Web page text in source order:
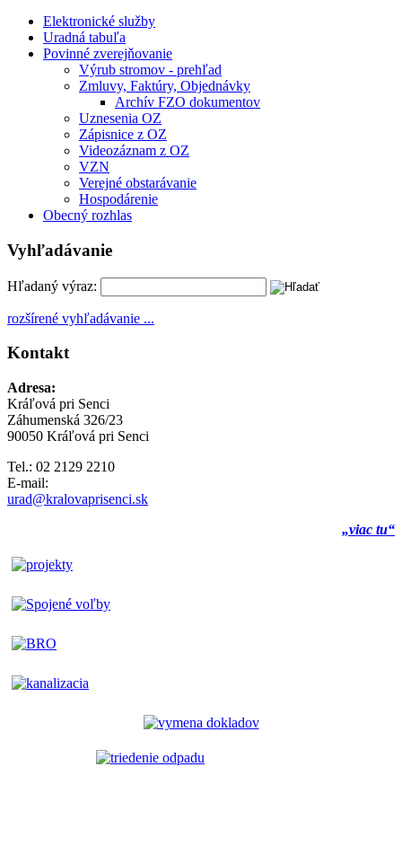
Elektronické služby
Uradná tabuľa
Povinné zverejňovanie
Výrub stromov - prehľad
Zmluvy, Faktúry, Objednávky
Archív FZO dokumentov
Uznesenia OZ
Zápisnice z OZ
Videozáznam z OZ
VZN
Verejné obstarávanie
Hospodárenie
Obecný rozhlas
Vyhľadávanie
Hľadaný výraz:
rozšírené vyhľadávanie ...
Kontakt
Adresa:
Kráľová pri Senci
Záhumenská 326/23
90050 Kráľová pri Senci
Tel.: 02 2129 2210
E-mail:
urad@kralovaprisenci.sk
„viac tu“